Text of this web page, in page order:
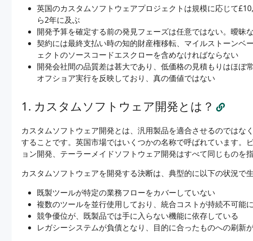
英国のカスタムソフトウェアプロジェクトは規模に応じて
ら2年に及ぶ
開発予算を確定する前の発見フェーズは任意ではない。曖昧
契約には最終支払い時の知的財産権移転、マイルストーンベ
ェクトのソースコードエスクローを含めなければならない
開発会社間の品質差は甚大であり、低価格の見積もりはほぼ
オフショア実行を反映しており、真の価値ではない
カスタムソフトウェア開発とは？
カスタムソフトウェア開発とは、汎用製品を適合させるのではな
することです。英国市場ではいくつかの名称で呼ばれています。
ョン開発、テーラーメイドソフトウェア開発はすべて同じものを指
カスタムソフトウェアを開発する決断は、典型的に以下の状況で生
既製ツールが特定の業務フローをカバーしていない
複数のツールを並行使用しており、統合コストが持続不可能
競争優位が、既製品では手に入らない機能に依存している
レガシーシステムが負債となり、目的に合ったものへの刷新